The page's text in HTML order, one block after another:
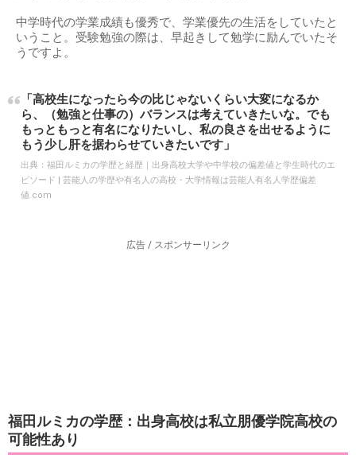
中学時代の学業成績も優秀で、学業優先の生活をしていたと
いうこと。受験勉強の際は、早起きして勉学に励んでいたそ
うですよ。
「高校生になったら今の比じゃないくらい大変になるか
ら、（勉強と仕事の）バランスは考えていきたいな。でも
もっともっと有名になりたいし、私の良さを出せるように
もう少し肝を据わらせていきたいです」
出典： 福田ルミカの学歴と経歴｜出身高校大学や中学校の偏差値と学生時代のエ
ピソード | 芸能人の学歴や有名人の高校・大学情報は芸能人有名人学歴偏差
値.com
広告 / スポンサーリンク
福田ルミカの学歴：出身高校は私立朋優学院高校の
可能性あり